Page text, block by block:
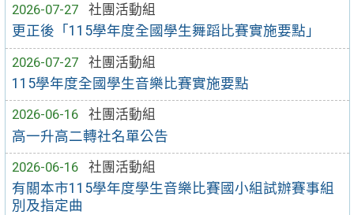
2026-07-27
社團活動組
更正後「115學年度全國學生舞蹈比賽實施要點」
2026-07-27
社團活動組
115學年度全國學生音樂比賽實施要點
2026-06-16
社團活動組
高一升高二轉社名單公告
2026-06-16
社團活動組
有關本市115學年度學生音樂比賽國小組試辦賽事組
別及指定曲